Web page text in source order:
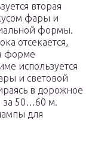
вторая
фары и
формы.
отсекается,
форме
используется
и световой
в дорожное
за 50…60 м.
для